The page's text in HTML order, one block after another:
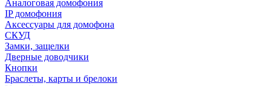
Аналоговая домофония
IP домофония
Аксессуары для домофона
СКУД
Замки, защелки
Дверные доводчики
Кнопки
Браслеты, карты и брелоки